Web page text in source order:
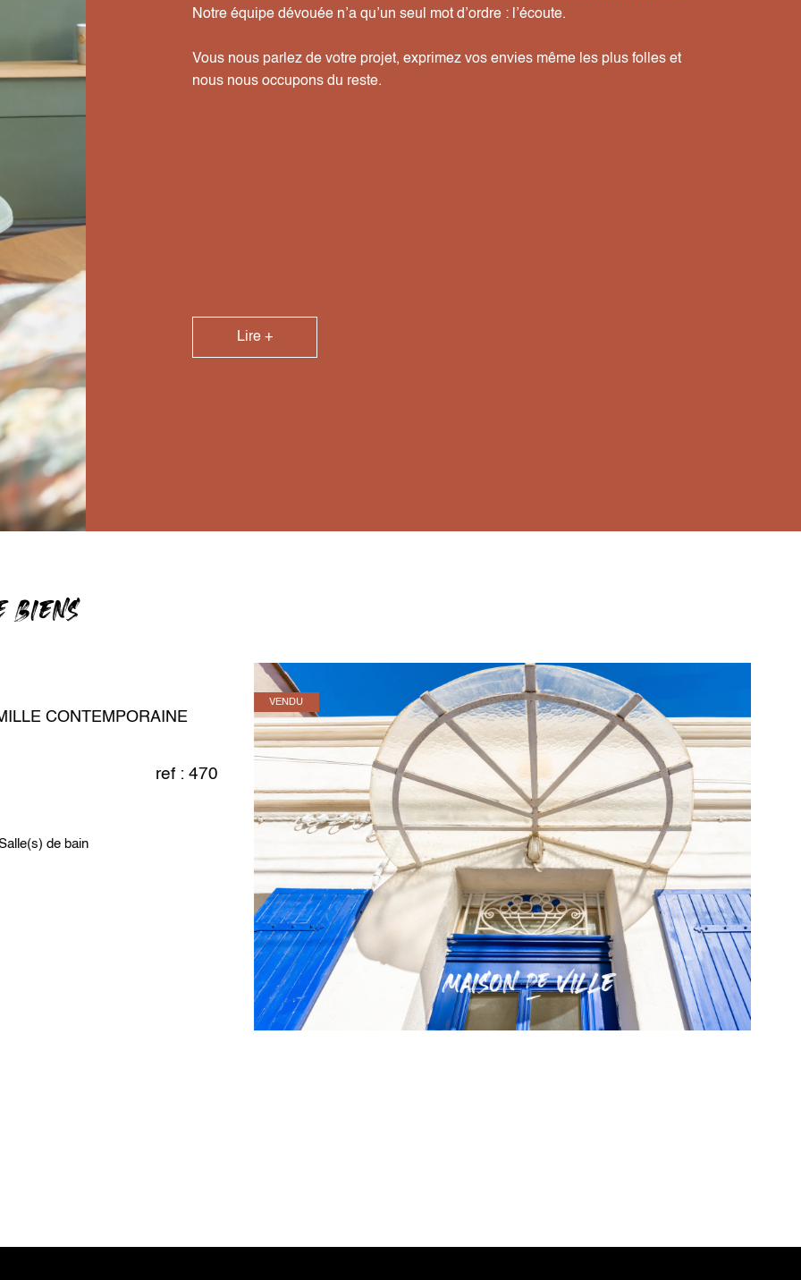
Notre équipe dévouée n’a qu’un seul mot d’ordre : l’écoute.
Vous nous parlez de votre projet, exprimez vos envies même les plus folles et
nous nous occupons du reste.
Lire +
BIENS
ref : 470
bain